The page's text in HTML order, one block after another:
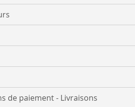
de paiement - Livraisons